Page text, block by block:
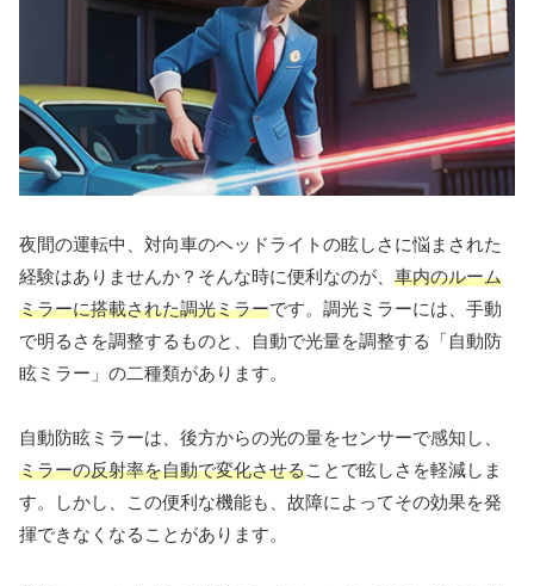
夜間の運転中、対向車のヘッドライトの眩しさに悩まされた
経験はありませんか？そんな時に便利なのが、 車内のルーム
ミラーに搭載された調光ミラーです。調光ミラーには、手動
で明るさを調整するものと、自動で光量を調整する「自動防
眩ミラー」の二種類があります。
自動防眩ミラーは、後方からの光の量をセンサーで感知し、
ミラーの反射率を自動で変化させることで眩しさを軽減しま
す。しかし、この便利な機能も、故障によってその効果を発
揮できなくなることがあります。